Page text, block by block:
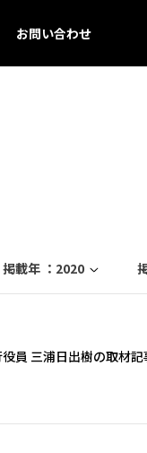
お問い合わせ
掲載年 ： 2020
員 三浦日出樹の取材記